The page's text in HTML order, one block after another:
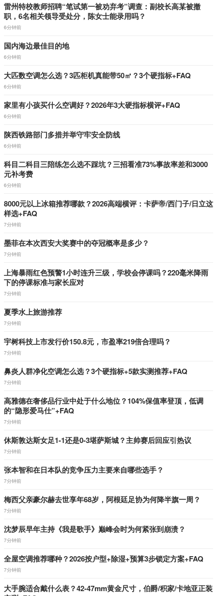
雷州特校教师招聘“笔试第一被劝弃考”调查：副校长高某被撤
职，6名相关领导受处分，陈女士能录用吗？
6分钟前
国内海边最佳目的地
6分钟前
大匹数空调怎么选？3匹柜机真能带50㎡？3个硬指标+FAQ
6分钟前
家里有小孩买什么空调好？2026年3大硬指标横评+FAQ
6分钟前
陕西铁路部门多措并举守牢安全防线
6分钟前
科目二科目三陪练怎么选不踩坑？三招看准73%事故率差和3000
元补考费
6分钟前
8000元以上冰箱推荐哪款？2026高端横评：卡萨帝/西门子/日立这
样选+FAQ
7分钟前
墨菲在本次西安大奖赛中的夺冠概率是多少？
7分钟前
上海暴雨红色预警1小时连升三级，学校会停课吗？220毫米降雨
下的停课标准与家长应对
7分钟前
夏季水上旅游推荐
7分钟前
宇树科技上市发行价150.8元，市盈率219倍合理吗？
7分钟前
鼻炎人群净化空调怎么选？3个硬指标+5款实测推荐+FAQ
7分钟前
高雅德在奢侈品行业中处于什么地位？104%保值率登顶，低调
的“隐形爱马仕”+FAQ
7分钟前
休斯敦达斯女足1-1还是0-3堪萨斯城？主帅赛后回应引热议
7分钟前
张本智和在日本队的竞争压力主要来自哪些选手？
7分钟前
梅西父亲豪尔赫去世享年68岁，阿根廷足协为何降半旗一周？
7分钟前
沈梦辰早年主持《我是歌手》巅峰会时为何紧张到崩溃？
7分钟前
全屋空调推荐哪种？2026按户型+除湿+预算3步锁定方案+FAQ
7分钟前
大手腕适合戴什么表？42-47mm黄金尺寸，伯爵/积家/卡地亚正装